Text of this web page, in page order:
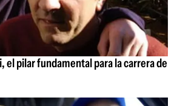
el pilar fundamental para la carrera de